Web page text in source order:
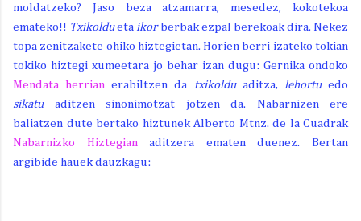
moldatzeko? Jaso beza atzamarra, mesedez, kokotekoa
emateko!! Txikoldueta ikor berbak ezpal berekoak dira. Nekez
topa zenitzakete ohiko hiztegietan. Horien berri izateko tokian
tokiko hiztegi xumeetara jo behar izan dugu: Gernika ondoko
Mendata herrian erabiltzen da txikoldu aditza, lehortuedo
sikatuaditzen sinonimotzat jotzen da. Nabarnizen ere
baliatzen dute bertako hiztunek Alberto Mtnz. de la Cuadrak
Nabarnizko Hiztegian aditzera ematen duenez. Bertan
argibide hauek dauzkagu: